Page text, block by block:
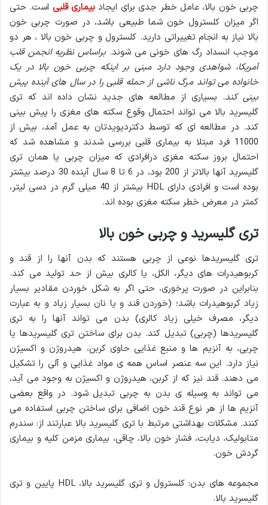
چربی خون بالا، عامل خطر جدی برای ایجاد بیماری قلبی است. حتی
اگر میزان کلسترول خون شما طبیعی باشد، در صورت چربی خون
بالا نیاز به انجام تغییراتی دارید. کلسترول و چربی خون بالا ، هر دو
موجب انسداد رگ های خونی می شوند. براساس نظریه انجمن قلب
آمریکا، شواهدی وجود دارد مبنی بر اینکه چربی خون بالا در یک
خانواده می تواند مرگ ناشی از حمله قلبی را در سال های آینده پیش
بینی کند. بسیاری از مطالعه های جدید نشان داده اند که تری
گلیسرید بالا می تواند احتمال وقوع سکته های مغزی را پیش بینی
کند. در مطالعه ای که توسط دکتردیویدتان به عمل آمد، بیش از
11000 فرد مبتلا به بیماری قلبی بررسی شدند و مشاهده شد که
احتمال بروز سکته مغزی درافرادی که میزان چربی یا همان تری
گلیسرید آنها بالاتر از 200 بود، در 6 تا 8 سال آینده 30 درصد بیشتر
بوده است و افرادی دارای HDL بیشتر از 40 میلی گرم در دسی لیتر،
کمتر در معرض خطر سکته مغزی بوده اند.
تری گلیسرید و چربی خون بالا
تری گلیسریدها نوعی از چربی هستند که بدن آنها را از قند و
کربوهیدرات های دیگر، الکل، یا کالری بیش از حد تولید می کند.
بنابراین در صورت پرخوری، حتی اگر به شکل خوردن مقادیر بسیار
زیاد کربوهیدرات باشد؛ (خوردن قند و یا نان بسیار زیاد و به عبارت
دیگر، مصرف خیلی زیاد کالری) بدن می تواند آنها را به تری
گلیسریدها (چربی) تبدیل کند. بدن برای ساختن تری گلیسریدها یا
چربی، به آنزیم ها و منبع غذایی حاوی کربن، هیدروژن و اکسیژن
نیاز دارد. این سه عنصر اساس همه ی مواد غذایی و آلی را تشکیل
می دهند. قند نیز که از کربن، هیدروژن و اکسیژن به وجود می آید،
می تواند به وسیله ی بدن به چربی تبدیل شود. در واقع بعضی
آنزیم ها از هر نوع قند خون اضافی برای ساختن چربی استفاده می
کنند. مشکلات بهداشتی مرتبط با تری گلیسرید بالا عبارتند از: سندرم
متابولیک، دیابت، فشار خون بالا، چاقی، بیماری مزمن کلیه و بیماری
گردش خون.
مجموعه های بدن: کلسترول و تری گلیسرید بالا، HDL پایین و تری
گلیسرید بالا.